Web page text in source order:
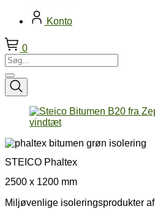
Konto
0
Søg...
STEICO Phaltex
2500 x 1200 mm
Miljøvenlige isoleringsprodukter af